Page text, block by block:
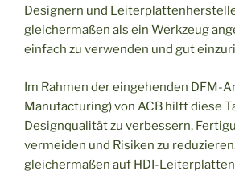
Designern und
gleichermaßen als ein Werkzeug
einfach zu verwenden und gut
Im Rahmen der eingehenden DFM-
Manufacturing) von ACB hilft diese
Designqualität zu verbessern,
vermeiden und Risiken zu
gleichermaßen auf HDI-